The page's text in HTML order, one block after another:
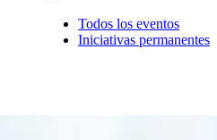
Todos los eventos
Iniciativas permanentes